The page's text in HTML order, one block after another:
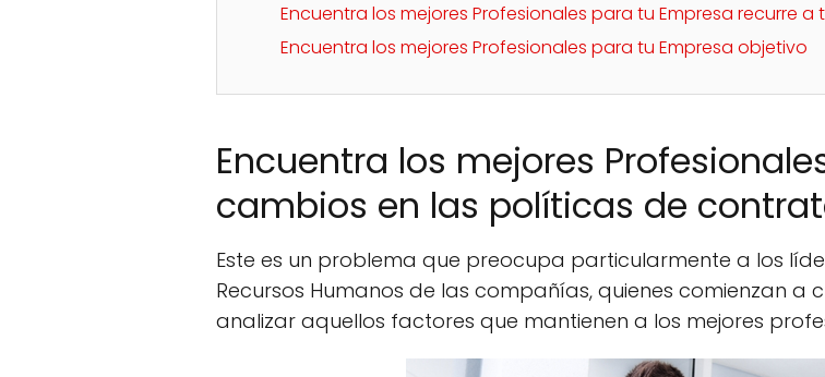
Encuentra los mejores Profesionales para tu Empresa recurre a
Encuentra los mejores Profesionales para tu Empresa objetivo
Encuentra los mejores
cambios en las políticas de
Este es un problema que preocupa particularmente a los
Recursos Humanos de las compañías, quienes comienzan
analizar aquellos factores que mantienen a los mejores